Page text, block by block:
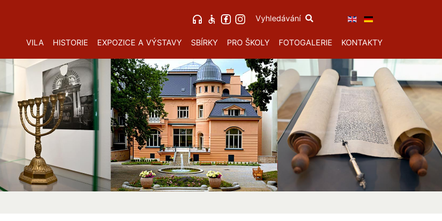
Vyhledávání
VILA HISTORIE EXPOZICE A VÝSTAVY SBÍRKY PRO ŠKOLY FOTOGALERIE KONTAKTY